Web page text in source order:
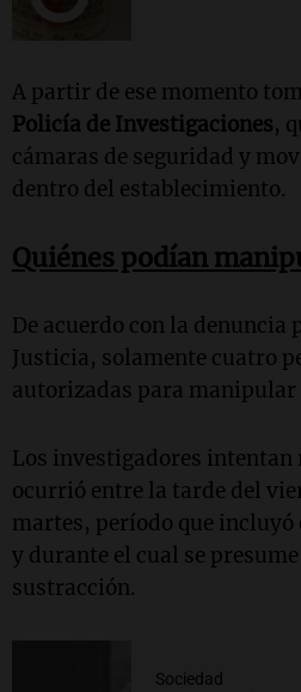
A partir de ese momento
Policía de Investigaciones,
cámaras de seguridad y
dentro del establecimiento.
Quiénes podían
De acuerdo con la denuncia
Justicia, solamente cuatro
autorizadas para
Los investigadores intentan
ocurrió entre la tarde del
martes, período que incluyó
y durante el cual se
sustracción.
Sociedad